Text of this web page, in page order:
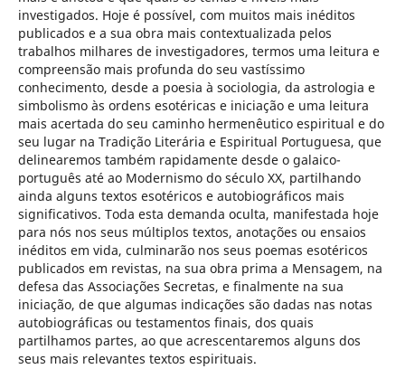
investigados. Hoje é possível, com muitos mais inéditos
publicados e a sua obra mais contextualizada pelos
trabalhos milhares de investigadores, termos uma leitura e
compreensão mais profunda do seu vastíssimo
conhecimento, desde a poesia à sociologia, da astrologia e
simbolismo às ordens esotéricas e iniciação e uma leitura
mais acertada do seu caminho hermenêutico espiritual e do
seu lugar na Tradição Literária e Espiritual Portuguesa, que
delinearemos também rapidamente desde o galaico-
português até ao Modernismo do século XX, partilhando
ainda alguns textos esotéricos e autobiográficos mais
significativos. Toda esta demanda oculta, manifestada hoje
para nós nos seus múltiplos textos, anotações ou ensaios
inéditos em vida, culminarão nos seus poemas esotéricos
publicados em revistas, na sua obra prima a Mensagem, na
defesa das Associações Secretas, e finalmente na sua
iniciação, de que algumas indicações são dadas nas notas
autobiográficas ou testamentos finais, dos quais
partilhamos partes, ao que acrescentaremos alguns dos
seus mais relevantes textos espirituais.